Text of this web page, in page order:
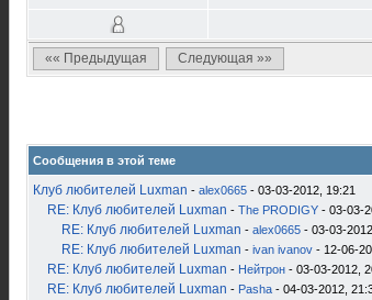
«« Предыдущая
Следующая »»
Сообщения в этой теме
Клуб любителей Luxman - alex0665 - 03-03-2012, 19:21
RE: Клуб любителей Luxman - The PRODIGY - 03-03-
RE: Клуб любителей Luxman - alex0665 - 03-03-
RE: Клуб любителей Luxman - ivan ivanov - 12-06-
RE: Клуб любителей Luxman - Нейтрон - 03-03-2012,
RE: Клуб любителей Luxman - Pasha - 04-03-2012,